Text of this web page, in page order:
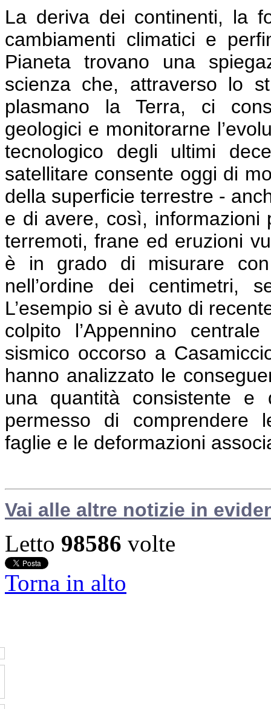
La deriva dei continenti, la
cambiamenti climatici e
Pianeta trovano una
scienza che, attraverso lo
plasmano la Terra, ci
geologici e monitorarne
tecnologico degli ultimi
satellitare consente oggi di
della superficie terrestre -
e di avere, così, informazioni
terremoti, frane ed eruzioni
è in grado di misurare
nell’ordine dei centimetri,
L’esempio si è avuto di
colpito l’Appennino
sismico occorso a
hanno analizzato le
una quantità consistente e
permesso di comprendere
faglie e le deformazioni
Vai alle altre notizie in
Letto 98586 volte
Torna in alto